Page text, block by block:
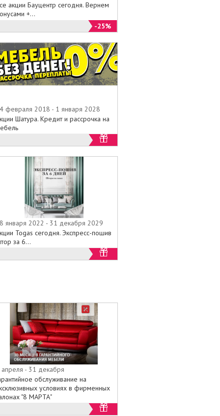
акции Бауцентр сегодня. Вернем
+...
-25%
февраля 2018 - 1 января 2028
Шатура. Кредит и рассрочка на
января 2022 - 31 декабря 2029
Togas сегодня. Экспресс-пошив
за 6...
апреля - 31 декабря
обслуживание на
условиях в фирменных
"8 МАРТА"